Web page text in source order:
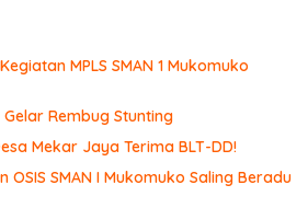
MPLS SMAN 1 Mukomuko
Rembug Stunting
Mekar Jaya Terima BLT-DD!
OSIS SMAN I Mukomuko Saling Beradu